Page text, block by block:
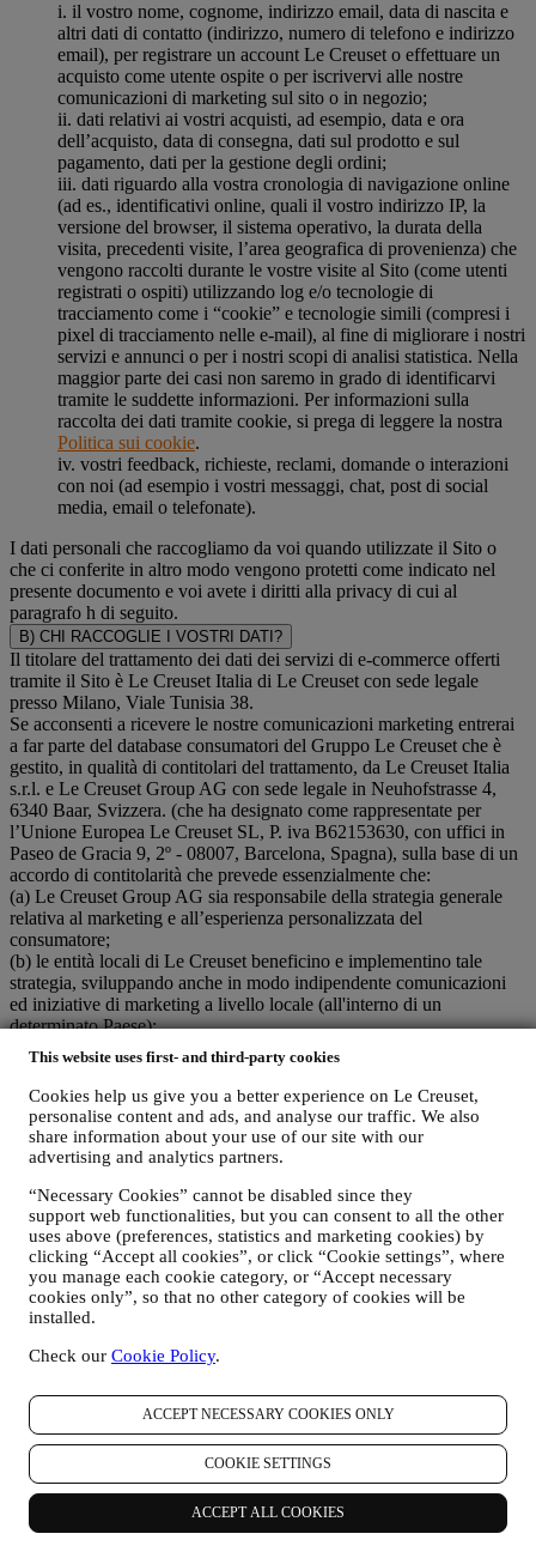
This website uses first- and third-party cookies
Cookies help us give you a better experience on Le Creuset,
personalise content and ads, and analyse our traffic. We also
share information about your use of our site with our
advertising and analytics partners.
“Necessary Cookies” cannot be disabled since they
support web functionalities, but you can consent to all the other
uses above (preferences, statistics and marketing cookies) by
clicking “Accept all cookies”, or click “Cookie settings”, where
you manage each cookie category, or “Accept necessary
cookies only”, so that no other category of cookies will be
installed.
Check our Cookie Policy.
ACCEPT NECESSARY COOKIES ONLY
COOKIE SETTINGS
ACCEPT ALL COOKIES
i. il vostro nome, cognome, indirizzo email, data di nascita e
altri dati di contatto (indirizzo, numero di telefono e indirizzo
email), per registrare un account Le Creuset o effettuare un
acquisto come utente ospite o per iscrivervi alle nostre
comunicazioni di marketing sul sito o in negozio;
ii. dati relativi ai vostri acquisti, ad esempio, data e ora
dell’acquisto, data di consegna, dati sul prodotto e sul
pagamento, dati per la gestione degli ordini;
iii. dati riguardo alla vostra cronologia di navigazione online
(ad es., identificativi online, quali il vostro indirizzo IP, la
versione del browser, il sistema operativo, la durata della
visita, precedenti visite, l’area geografica di provenienza) che
vengono raccolti durante le vostre visite al Sito (come utenti
registrati o ospiti) utilizzando log e/o tecnologie di
tracciamento come i “cookie” e tecnologie simili (compresi i
pixel di tracciamento nelle e-mail), al fine di migliorare i nostri
servizi e annunci o per i nostri scopi di analisi statistica. Nella
maggior parte dei casi non saremo in grado di identificarvi
tramite le suddette informazioni. Per informazioni sulla
raccolta dei dati tramite cookie, si prega di leggere la nostra
Politica sui cookie.
iv. vostri feedback, richieste, reclami, domande o interazioni
con noi (ad esempio i vostri messaggi, chat, post di social
media, email o telefonate).
I dati personali che raccogliamo da voi quando utilizzate il Sito o
che ci conferite in altro modo vengono protetti come indicato nel
presente documento e voi avete i diritti alla privacy di cui al
paragrafo h di seguito.
B) CHI RACCOGLIE I VOSTRI DATI?
Il titolare del trattamento dei dati dei servizi di e-commerce offerti
tramite il Sito è Le Creuset Italia di Le Creuset con sede legale
presso Milano, Viale Tunisia 38.
Se acconsenti a ricevere le nostre comunicazioni marketing entrerai
a far parte del database consumatori del Gruppo Le Creuset che è
gestito, in qualità di contitolari del trattamento, da Le Creuset Italia
s.r.l. e Le Creuset Group AG con sede legale in Neuhofstrasse 4,
6340 Baar, Svizzera. (che ha designato come rappresentate per
l’Unione Europea Le Creuset SL, P. iva B62153630, con uffici in
Paseo de Gracia 9, 2º - 08007, Barcelona, Spagna), sulla base di un
accordo di contitolarità che prevede essenzialmente che:
(a) Le Creuset Group AG sia responsabile della strategia generale
relativa al marketing e all’esperienza personalizzata del
consumatore;
(b) le entità locali di Le Creuset beneficino e implementino tale
strategia, sviluppando anche in modo indipendente comunicazioni
ed iniziative di marketing a livello locale (all'interno di un
determinato Paese);
(c) entrambi i contitolari siano tenuti a gestire le richieste relative ai
diritti degli interessati in materia di protezione dei dati.
C) PERCHÉ RACCOGLIAMO I VOSTRI DATI?
Possiamo trattare i vostri dati per le seguenti finalità:
Potremmo essere tenuti a trattare alcuni dati che vi riguardano
per adempiere a nostri obblighi legali e ad altri obblighi
derivanti da istruzioni ricevute da parte di autorità.
ii. PER CREARE UN NUOVO ACCOUNT LE CREUSET
Utilizzeremo i vostri dati per creare un account Le Creuset
che vi darà accesso a una serie di vantaggi riservati agli utenti
registrati per usufruire al meglio dei nostri servizi, quali, un
checkout più rapido, la possibilità di salvare più indirizzi di
spedizione, visualizzare e monitorare ordini. Tale attività di
trattamento è basata sull’adempimento contrattuale di tali
servizi.
iii. PER GESTIRE VOSTRI ORDINI E FORNIRVI
Utilizzeremo i vostri dati per gestire il rapporto contrattuale